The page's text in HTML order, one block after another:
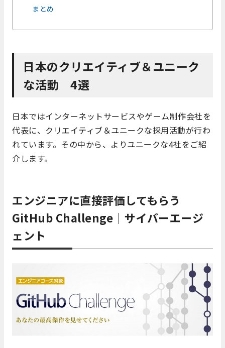
まとめ
日本のクリエイティブ＆ユニーク
な活動 4選
日本ではインターネットサービスやゲーム制作会社を
代表に、クリエイティブ＆ユニークな採用活動が行わ
れています。その中から、よりユニークな4社をご紹
介します。
エンジニアに直接評価してもらう
GitHub Challenge｜サイバーエージ
ェント